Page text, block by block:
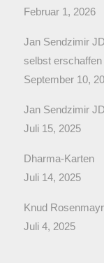
Februar 1, 2026
Jan Sendzimir
selbst erschaffen
September 10,
Jan Sendzimir
Juli 15, 2025
Dharma-Karten
Juli 14, 2025
Knud
Juli 4, 2025